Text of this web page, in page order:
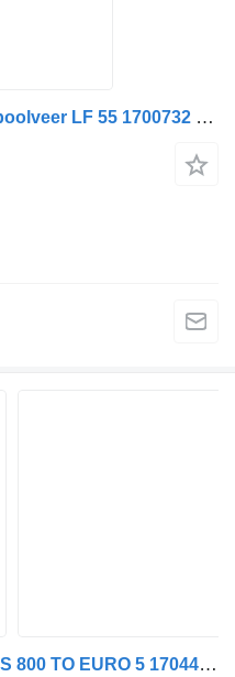
DAF Suspension Parts Paraboolveer LF 55 1700732 bladveer voor vrachtwagen
DAF LF55 TRANSMISSIE 6 AS 800 TO EURO 5 1704474 versnellingsbak voor vrachtwagen